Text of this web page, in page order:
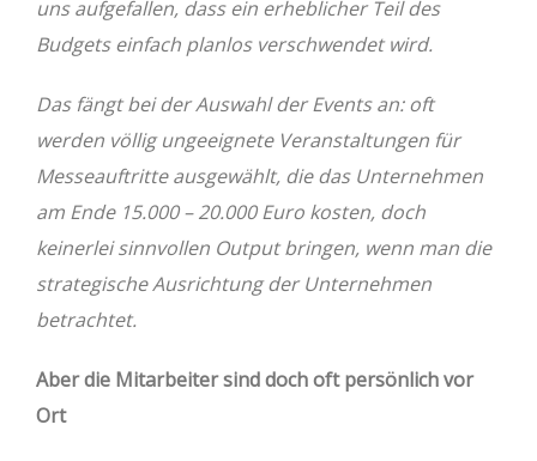
uns aufgefallen, dass ein erheblicher Teil des
Budgets einfach planlos verschwendet wird.
Das fängt bei der Auswahl der Events an: oft
werden völlig ungeeignete Veranstaltungen für
Messeauftritte ausgewählt, die das Unternehmen
am Ende 15.000 – 20.000 Euro kosten, doch
keinerlei sinnvollen Output bringen, wenn man die
strategische Ausrichtung der Unternehmen
betrachtet.
Aber die Mitarbeiter sind doch oft persönlich vor
Ort